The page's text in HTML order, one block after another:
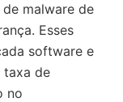
malware de
Esses
software e
taxa de
no